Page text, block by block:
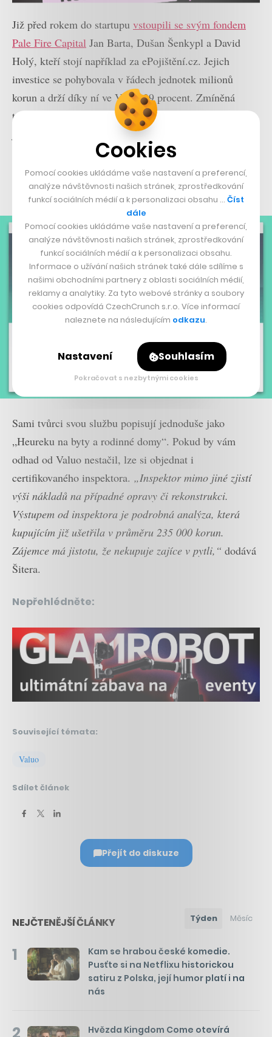
Již před rokem do startupu vstoupili se svým fondem
Pale Fire Capital Jan Barta, Dušan Šenkypl a David
Holý, kteří stojí například za ePojištění.cz. Jejich
investice se pohybovala v řádech jednotek milionů
korun a drží díky ní ve Valuo 29 procent. Zmíněná
trojice se právě o služby v oblasti nemovitostí zajímá a
jejich investice šla především na vylepšení unikátního
algoritmu, se kterým Valuo počítá své odhady. Právě
díky němu může kupující snadno zjistit, zda není daná
nemovitost příliš předražená.
Sami tvůrci svou službu popisují jednoduše jako
„Heureku na byty a rodinné domy“. Pokud by vám
odhad od Valuo nestačil, lze si objednat i
certifikovaného inspektora. „Inspektor mimo jiné zjistí
výši nákladů na případné opravy či rekonstrukci.
Výstupem od inspektora je podrobná analýza, která
kupujícím již ušetřila v průměru 235 000 korun.
Zájemce má jistotu, že nekupuje zajíce v pytli,“ dodává
Šitera.
Nepřehlédněte:
Související témata:
Valuo
Sdílet článek
Přejít do diskuze
NEJČTENĚJŠÍ ČLÁNKY Týden Měsíc
1
Kam se hrabou české komedie.
Pusťte si na Netflixu historickou
satiru z Polska, její humor platí i na
nás
Hvězda Kingdom Come otevírá
Cookies
Pomocí cookies ukládáme vaše nastavení a preferencí,
analýze návštěvnosti našich stránek, zprostředkování
funkcí sociálních médií a k personalizaci obsahu … Číst
dále
Pomocí cookies ukládáme vaše nastavení a preferencí,
analýze návštěvnosti našich stránek, zprostředkování
funkcí sociálních médií a k personalizaci obsahu.
Informace o užívání našich stránek také dále sdílíme s
našimi obchodními partnery z oblasti sociálních médií,
reklamy a analytiky. Za tyto webové stránky a soubory
cookies odpovídá CzechCrunch s.r.o. Více informací
naleznete na následujícím odkazu.
Nastavení Souhlasím
Pokračovat s nezbytnými cookies